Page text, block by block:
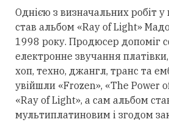
Однією з визначальних робіт у
став альбом «Ray of Light»
1998 року. Продюсер допоміг
електронне звучання
хоп, техно, джангл, транс та
увійшли «Frozen», «The Power
«Ray of Light», а сам альбом
мультиплатиновим і згодом